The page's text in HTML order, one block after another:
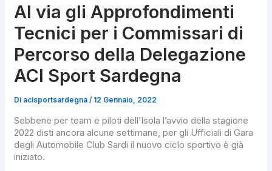
Al via gli Approfondimenti
Tecnici per i Commissari di
Percorso della Delegazione
ACI Sport Sardegna
Di acisportsardegna/ 12 Gennaio, 2022
Sebbene per team e piloti dell’Isola l’avvio della stagione
2022 disti ancora alcune settimane, per gli Ufficiali di Gara
degli Automobile Club Sardi il nuovo ciclo sportivo è già
iniziato.